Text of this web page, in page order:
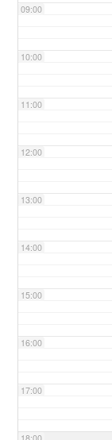
09:00
10:00
11:00
12:00
13:00
14:00
15:00
16:00
17:00